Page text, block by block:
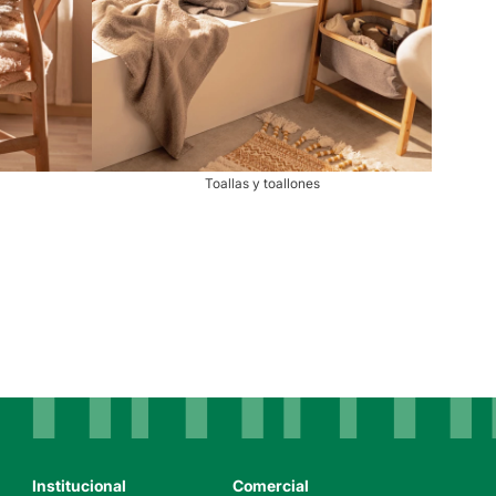
Toallas y toallones
Institucional Comercial